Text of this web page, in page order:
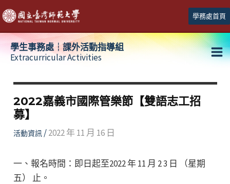
跳
至
主
學務處首頁
學生事務處┆課外活動指導組
Extracurricular Activities
2022嘉義市國際管樂節【雙語志工招
募】
活動資訊/2022 年 11 月 16 日
一、報名時間：即日起至2022 年 11 月 2 3 日 （星期
五） 止。